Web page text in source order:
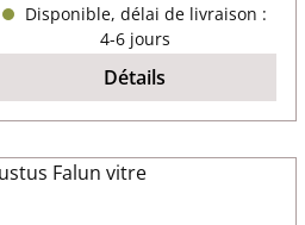
Disponible, délai de livraison :
4-6 jours
Détails